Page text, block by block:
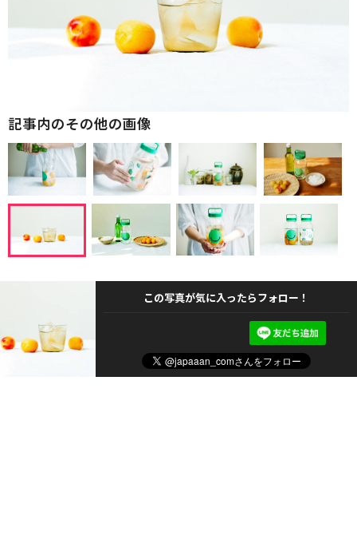
記事内のその他の画像
この写真が気に入ったらフォロー！